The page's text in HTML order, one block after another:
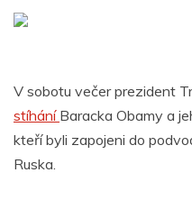
V sobotu večer prezident
stíhání Baracka Obamy a
kteří byli zapojeni do
Ruska.